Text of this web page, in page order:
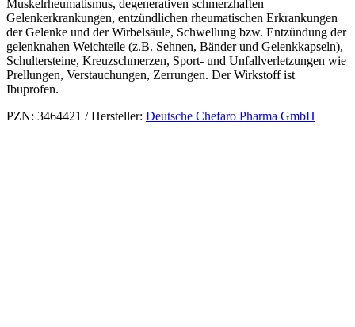
Muskelrheumatismus, degenerativen schmerzhaften
Gelenkerkrankungen, entzündlichen rheumatischen Erkrankungen
der Gelenke und der Wirbelsäule, Schwellung bzw. Entzündung der
gelenknahen Weichteile (z.B. Sehnen, Bänder und Gelenkkapseln),
Schultersteine, Kreuzschmerzen, Sport- und Unfallverletzungen wie
Prellungen, Verstauchungen, Zerrungen. Der Wirkstoff ist
Ibuprofen.
PZN: 3464421 / Hersteller: Deutsche Chefaro Pharma GmbH